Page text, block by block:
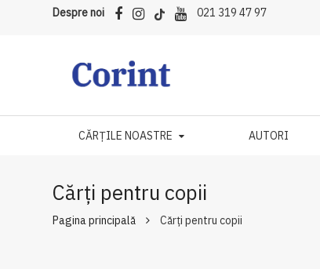
Despre noi 021 319 47 97
CĂRȚILE NOASTRE AUTORI
Cărți pentru copii
Pagina principală Cărți pentru copii